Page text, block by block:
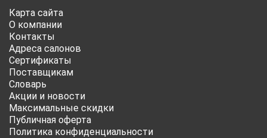
Карта сайта
О компании
Контакты
Адреса салонов
Сертификаты
Поставщикам
Словарь
Акции и новости
Максимальные скидки
Публичная оферта
Политика конфиденциальности